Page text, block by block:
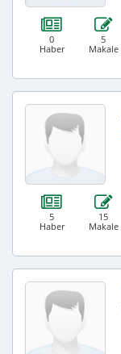
0
Haber
5
Makale
5
Haber
15
Makale